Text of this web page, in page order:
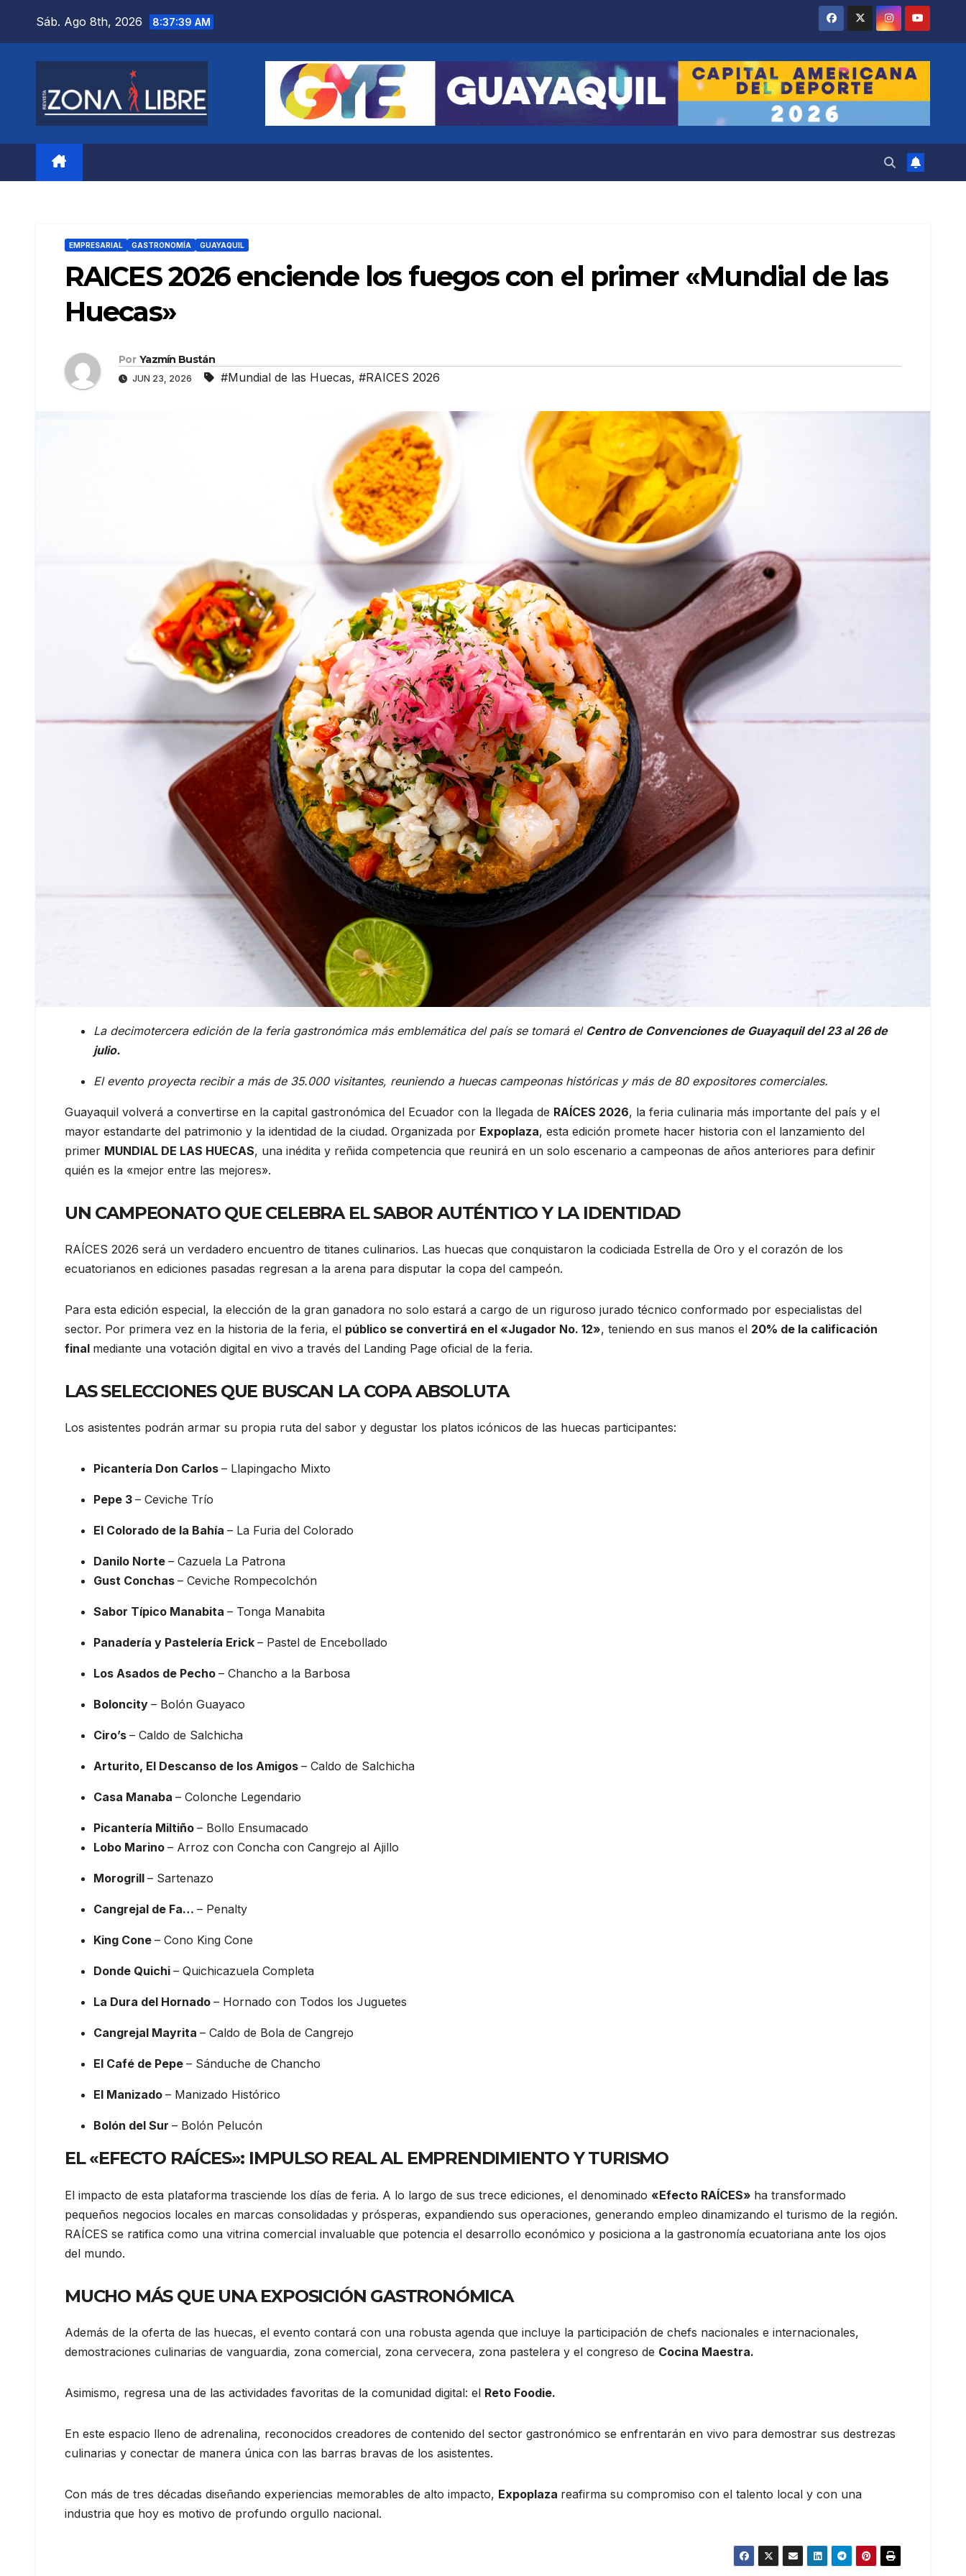
Sáb. Ago 8th, 2026 8:37:41 AM
EMPRESARIAL GASTRONOMÍA GUAYAQUIL
RAICES 2026 enciende los fuegos con el primer «Mundial de las
Huecas»
Por Yazmín Bustán
JUN 23, 2026 #Mundial de las Huecas, #RAICES 2026
La decimotercera edición de la feria gastronómica más emblemática del país se tomará el Centro de Convenciones de Guayaquil del 23 al 26 de
julio.
El evento proyecta recibir a más de 35.000 visitantes, reuniendo a huecas campeonas históricas y más de 80 expositores comerciales.
Guayaquil volverá a convertirse en la capital gastronómica del Ecuador con la llegada de RAÍCES 2026, la feria culinaria más importante del país y el
mayor estandarte del patrimonio y la identidad de la ciudad. Organizada por Expoplaza, esta edición promete hacer historia con el lanzamiento del
primer MUNDIAL DE LAS HUECAS, una inédita y reñida competencia que reunirá en un solo escenario a campeonas de años anteriores para definir
quién es la «mejor entre las mejores».
UN CAMPEONATO QUE CELEBRA EL SABOR AUTÉNTICO Y LA IDENTIDAD
RAÍCES 2026 será un verdadero encuentro de titanes culinarios. Las huecas que conquistaron la codiciada Estrella de Oro y el corazón de los
ecuatorianos en ediciones pasadas regresan a la arena para disputar la copa del campeón.
Para esta edición especial, la elección de la gran ganadora no solo estará a cargo de un riguroso jurado técnico conformado por especialistas del
sector. Por primera vez en la historia de la feria, el público se convertirá en el «Jugador No. 12», teniendo en sus manos el 20% de la calificación
final mediante una votación digital en vivo a través del Landing Page oficial de la feria.
LAS SELECCIONES QUE BUSCAN LA COPA ABSOLUTA
Los asistentes podrán armar su propia ruta del sabor y degustar los platos icónicos de las huecas participantes:
Picantería Don Carlos – Llapingacho Mixto
Pepe 3 – Ceviche Trío
El Colorado de la Bahía – La Furia del Colorado
Danilo Norte – Cazuela La Patrona
Gust Conchas – Ceviche Rompecolchón
Sabor Típico Manabita – Tonga Manabita
Panadería y Pastelería Erick – Pastel de Encebollado
Los Asados de Pecho – Chancho a la Barbosa
Boloncity – Bolón Guayaco
Ciro’s – Caldo de Salchicha
Arturito, El Descanso de los Amigos – Caldo de Salchicha
Casa Manaba – Colonche Legendario
Picantería Miltiño – Bollo Ensumacado
Lobo Marino – Arroz con Concha con Cangrejo al Ajillo
Morogrill – Sartenazo
Cangrejal de Fa… – Penalty
King Cone – Cono King Cone
Donde Quichi – Quichicazuela Completa
La Dura del Hornado – Hornado con Todos los Juguetes
Cangrejal Mayrita – Caldo de Bola de Cangrejo
El Café de Pepe – Sánduche de Chancho
El Manizado – Manizado Histórico
Bolón del Sur – Bolón Pelucón
EL «EFECTO RAÍCES»: IMPULSO REAL AL EMPRENDIMIENTO Y TURISMO
El impacto de esta plataforma trasciende los días de feria. A lo largo de sus trece ediciones, el denominado «Efecto RAÍCES» ha transformado
pequeños negocios locales en marcas consolidadas y prósperas, expandiendo sus operaciones, generando empleo dinamizando el turismo de la región.
RAÍCES se ratifica como una vitrina comercial invaluable que potencia el desarrollo económico y posiciona a la gastronomía ecuatoriana ante los ojos
del mundo.
MUCHO MÁS QUE UNA EXPOSICIÓN GASTRONÓMICA
Además de la oferta de las huecas, el evento contará con una robusta agenda que incluye la participación de chefs nacionales e internacionales,
demostraciones culinarias de vanguardia, zona comercial, zona cervecera, zona pastelera y el congreso de Cocina Maestra.
Asimismo, regresa una de las actividades favoritas de la comunidad digital: el Reto Foodie.
En este espacio lleno de adrenalina, reconocidos creadores de contenido del sector gastronómico se enfrentarán en vivo para demostrar sus destrezas
culinarias y conectar de manera única con las barras bravas de los asistentes.
Con más de tres décadas diseñando experiencias memorables de alto impacto, Expoplaza reafirma su compromiso con el talento local y con una
industria que hoy es motivo de profundo orgullo nacional.